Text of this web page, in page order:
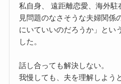
私自身、 遠距離恋愛、海外
見問題のなさそうな夫婦関係
にいていいのだろうか」とい
した。
話し合っても解決しない。
我慢しても、夫を理解しよう